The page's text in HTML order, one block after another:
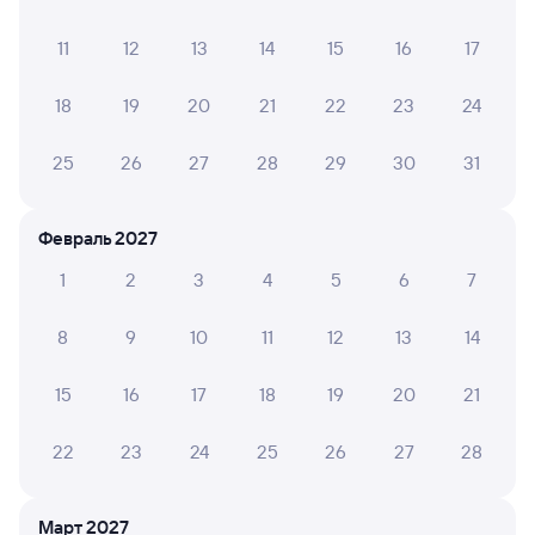
7,7
Отель Отель
Отзывы пассажиров Туту о поездах
4 ПЕТР Н.
02 августа 2026 • Поезд 345Е
туалета, дверьми хлопают особенно проводники что
11 12 13 14 15 16 17
18 19 20 21 22 23 24
25 26 27 28 29 30 31
Февраль 2027
1
2 3 4 5 6 7
8 9 10 11 12 13 14
15 16 17 18 19 20 21
22 23 24 25 26 27 28
Март 2027